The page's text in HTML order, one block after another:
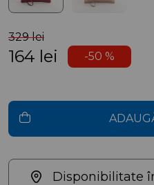
329 lei
164 lei -50 %
Disponibilitate